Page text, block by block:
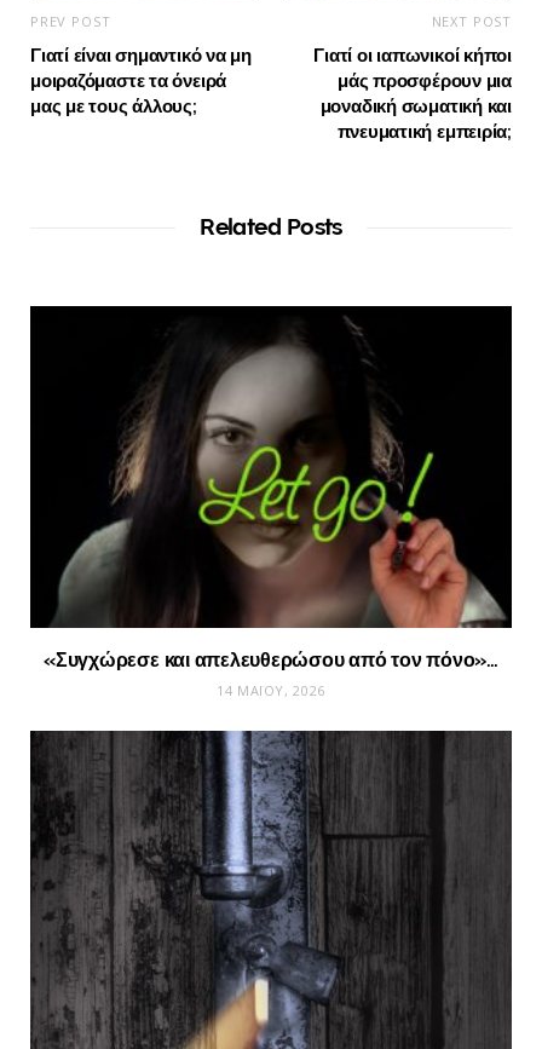
PREV POST
Γιατί είναι σημαντικό να μη
μοιραζόμαστε τα όνειρά
μας με τους άλλους;
NEXT POST
Γιατί οι ιαπωνικοί κήποι
μάς προσφέρουν μια
μοναδική σωματική και
πνευματική εμπειρία;
Related Posts
«Συγχώρεσε και απελευθερώσου από τον πόνο»…
14 ΜΑΪ́ΟΥ, 2026